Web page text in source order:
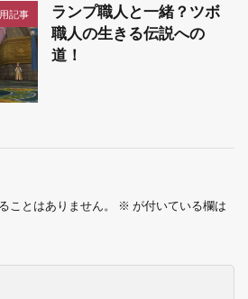
記事
ランプ職人と一緒？ツボ
職人の生きる伝説への
道！
ことはありません。 ※ が付いている欄は